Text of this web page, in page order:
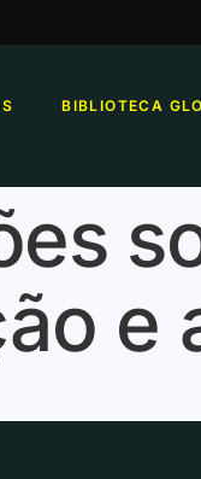
BIBLIOTECA
e